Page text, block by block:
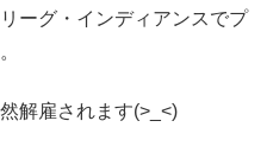
ーグ・インディアンスでプ
解雇されます(>_<)